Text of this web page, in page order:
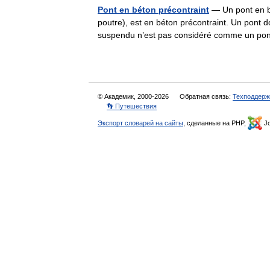
Pont en béton précontraint — Un pont en
poutre), est en béton précontraint. Un pont
suspendu n’est pas considéré comme un
© Академик, 2000-2026 Обратная связь:
👣 Путешествия
Экспорт словарей на сайты , сделанные на PHP,